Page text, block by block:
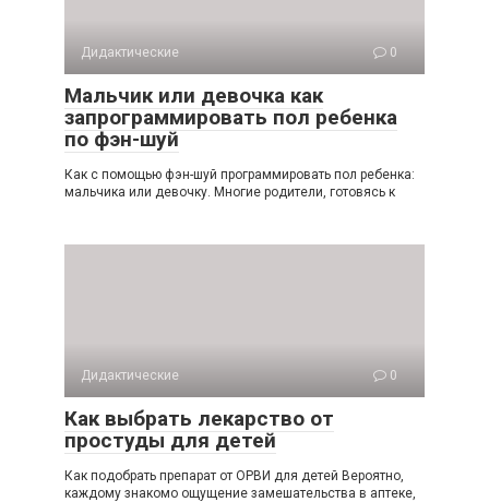
Дидактические 0
Мальчик или девочка как
запрограммировать пол ребенка
по фэн-шуй
Как с помощью фэн-шуй программировать пол ребенка:
мальчика или девочку. Многие родители, готовясь к
Дидактические 0
Как выбрать лекарство от
простуды для детей
Как подобрать препарат от ОРВИ для детей Вероятно,
каждому знакомо ощущение замешательства в аптеке,